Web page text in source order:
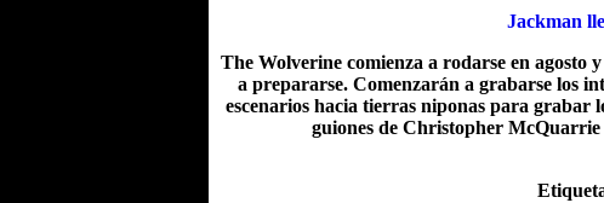
Jackman
The Wolverine comienza a rodarse en agosto
a prepararse. Comenzarán a grabarse los
escenarios hacia tierras niponas para grabar
guiones de Christopher